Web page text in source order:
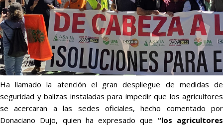
Ha llamado la atención el gran despliegue de medidas de
seguridad y balizas instaladas para impedir que los agricultores
se acercaran a las sedes oficiales, hecho comentado por
Donaciano Dujo, quien ha expresado que “los agricultores